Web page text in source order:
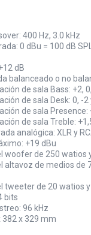
400 Hz, 3.0 kHz
0 dBu = 100 dB
dB
balanceado o no
de sala Bass: +2,
de sala Desk: 0, -2
de sala Presence:
de sala Treble:
analógica: XLR y
+19 dBu
woofer de 250 watios
altavoz de medios de
tweeter de 20 watios
bits
96 kHz
382 x 329 mm